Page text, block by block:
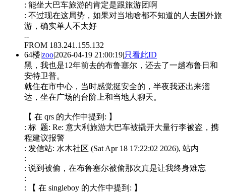
: 能坐大巴车旅游的肯定是跟旅游团啊
: 不过现在这局势，如果对当地啥都不知道的人去国外旅
游，确实单人不太好
--
FROM 183.241.155.132
64楼|zoo|2026-04-19 21:00:19|只看此ID
黑，我也是12年前去的布鲁塞尔，还去了一趟布鲁日和
安特卫普。
就住在市中心，当时感觉挺安全的，半夜我还出来溜
达，坐在广场的台阶上和当地人聊天。
【 在 qrs 的大作中提到: 】
: 标 题: Re: 意大利旅游大巴车被撬开大量行李被盗，携
程建议报警
: 发信站: 水木社区 (Sat Apr 18 17:22:02 2026), 站内
:
: 说到被偷，在布鲁塞尔被偷那次真是让我终身难忘
:
: 【 在 singleboy 的大作中提到: 】